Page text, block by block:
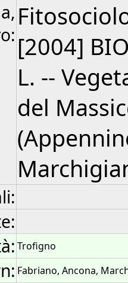
[2004]
L. --
del
Trofigno
Fabriano, Ancona,